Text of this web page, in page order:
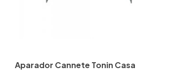
Aparador Cannete Tonin Casa